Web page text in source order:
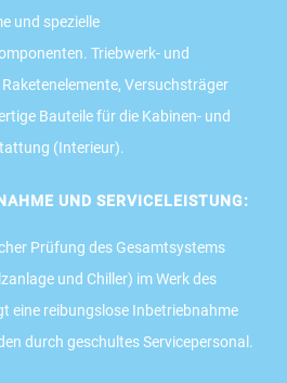
und spezielle
Triebwerk- und
Versuchsträger
Bauteile für die Kabinen- und
(Interieur).
UND SERVICELEISTUNG:
Prüfung des Gesamtsystems
und Chiller) im Werk des
eine reibungslose Inbetriebnahme
durch geschultes Servicepersonal.